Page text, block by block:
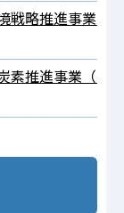
戦略推進事業（
素推進事業（